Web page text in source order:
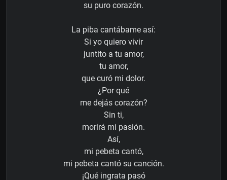
su puro corazón.
La piba cantábame así:
Si yo quiero vivir
juntito a tu amor,
tu amor,
que curó mi dolor.
¿Por qué
me dejás corazón?
Sin ti,
morirá mi pasión.
Así,
mi pebeta cantó,
mi pebeta cantó su canción.
¡Qué ingrata pasó